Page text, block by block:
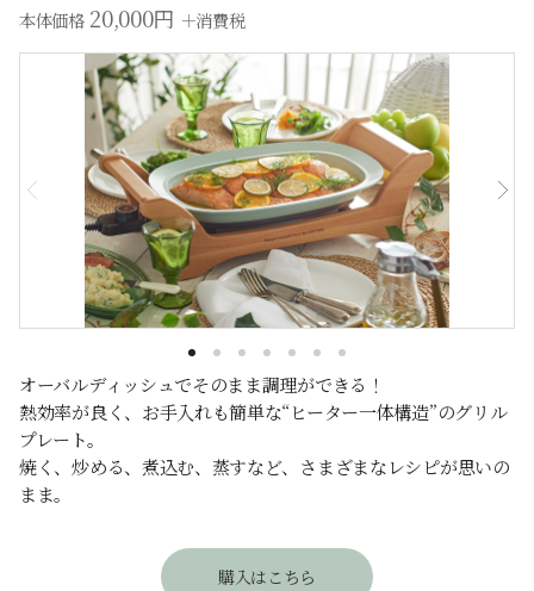
本体価格20,000円 ＋消費税
オーバルディッシュでそのまま調理ができる！
熱効率が良く、お手入れも簡単な“ヒーター一体構造”のグリル
プレート。
焼く、炒める、煮込む、蒸すなど、さまざまなレシピが思いの
まま。
購入はこちら